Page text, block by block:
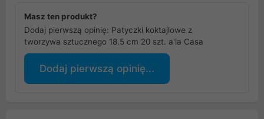
Masz ten produkt?
Dodaj pierwszą opinię: Patyczki koktajlowe z
tworzywa sztucznego 18.5 cm 20 szt. a'la Casa
Dodaj pierwszą opinię...